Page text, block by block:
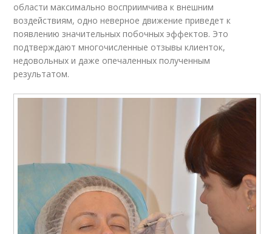
Ботокс от морщин Ботокс под глазами
Ботокс до и
Эффекты от ботокса Ботокс для волос
области максимально восприимчива к внешним
воздействиям, одно неверное движение приведет к
появлению значительных побочных эффектов. Это
подтверждают многочисленные отзывы клиенток,
недовольных и даже опечаленных полученным
результатом.